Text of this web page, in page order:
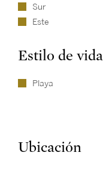
Sur
Este
Estilo de vida
Playa
Ubicación